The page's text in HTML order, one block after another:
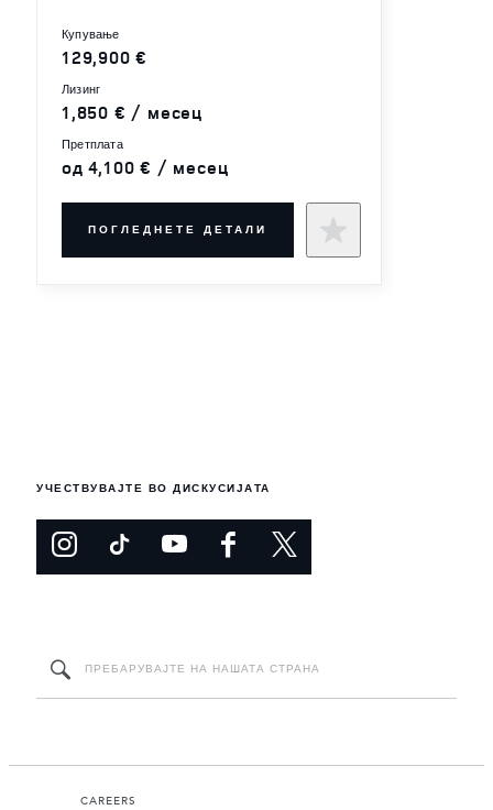
купување
129,900 €
лизинг
1,850 € / месец
претплата
од 4,100 € / месец
ПОГЛЕДНЕТЕ ДЕТАЛИ
УЧЕСТВУВАЈТЕ ВО ДИСКУСИЈАТА
CAREERS